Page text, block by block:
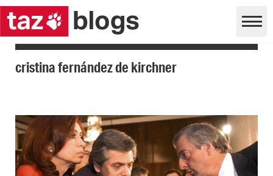
cristina fernández de kirchner